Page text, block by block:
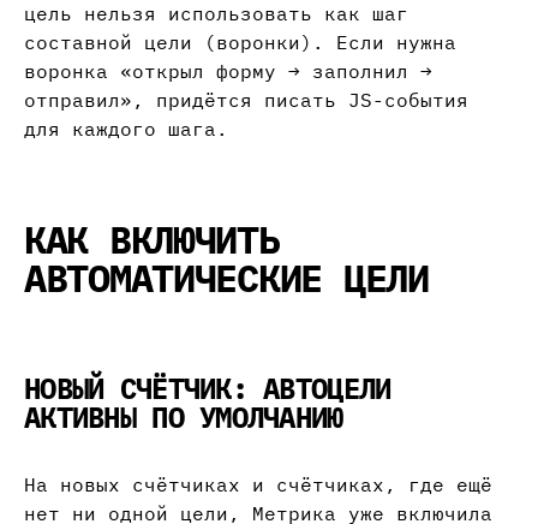
цель нельзя использовать как шаг
составной цели (воронки). Если нужна
воронка «открыл форму → заполнил →
отправил», придётся писать JS-события
для каждого шага.
КАК ВКЛЮЧИТЬ
АВТОМАТИЧЕСКИЕ ЦЕЛИ
НОВЫЙ СЧЁТЧИК: АВТОЦЕЛИ
АКТИВНЫ ПО УМОЛЧАНИЮ
На новых счётчиках и счётчиках, где ещё
нет ни одной цели, Метрика уже включила